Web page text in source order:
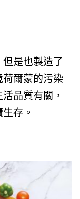
是也製造了
荷爾蒙的污染
品質有關，
存。